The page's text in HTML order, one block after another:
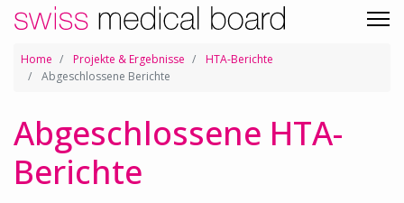
Home Projekte & Ergebnisse
HTA-Berichte
Abgeschlossene Berichte
Abgeschlossene HTA-
Berichte